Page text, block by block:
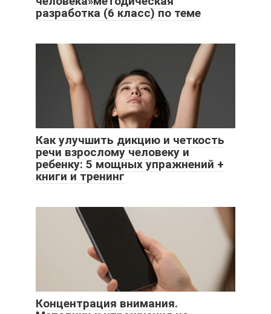
разработка (6 класс) по теме
Как улучшить дикцию и четкость
речи взрослому человеку и
ребенку: 5 мощных упражнений +
книги и тренинг
Концентрация внимания.